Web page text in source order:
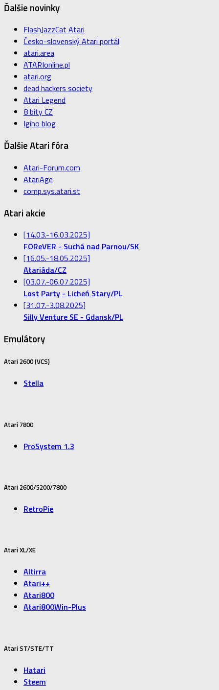
Ďalšie novinky
FlashJazzCat Atari
Česko-slovenský Atari portál
atari.area
ATARIonline.pl
atari.org
dead hackers society
Atari Legend
8 bity CZ
Igiho blog
Ďalšie Atari fóra
Atari-Forum.com
AtariAge
comp.sys.atari.st
Atari akcie
[14.03.-16.03.2025]
FOReVER - Suchá nad Parnou/SK
[16.05.-18.05.2025]
Atariáda/CZ
[03.07.-06.07.2025]
Lost Party - Licheń Stary/PL
[31.07.-3.08.2025]
Silly Venture SE - Gdansk/PL
Emulátory
Atari 2600 (VCS)
Stella
Atari 7800
ProSystem 1.3
Atari 2600/5200/7800
RetroPie
Atari XL/XE
Altirra
Atari++
Atari800
Atari800Win-Plus
Atari ST/STE/TT
Hatari
Steem